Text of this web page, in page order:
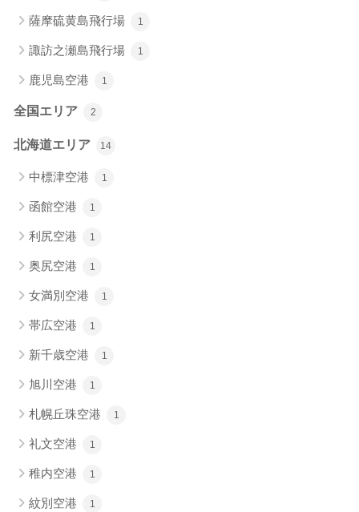
薩摩硫黄島飛行場 1
諏訪之瀬島飛行場 1
鹿児島空港 1
全国エリア 2
北海道エリア 14
中標津空港 1
函館空港 1
利尻空港 1
奥尻空港 1
女満別空港 1
帯広空港 1
新千歳空港 1
旭川空港 1
札幌丘珠空港 1
礼文空港 1
稚内空港 1
紋別空港 1